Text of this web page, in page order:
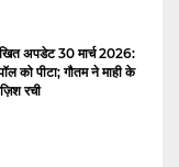
अपडेट 30 मार्च 2026:
को पीटा; गौतम ने माही के
रची